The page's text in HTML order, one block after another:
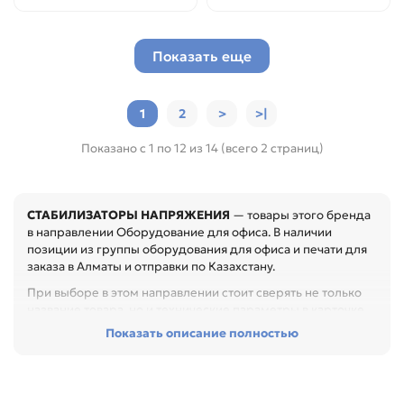
Показать еще
1 2 > >|
Показано с 1 по 12 из 14 (всего 2 страниц)
СТАБИЛИЗАТОРЫ НАПРЯЖЕНИЯ — товары этого бренда
в направлении Оборудование для офиса. В наличии
позиции из группы оборудования для офиса и печати для
заказа в Алматы и отправки по Казахстану.
При выборе в этом направлении стоит сверять не только
Перед покупкой проверьте формат, производительность,
Показать описание полностью